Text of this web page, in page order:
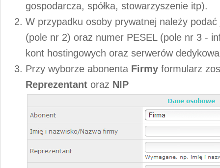
gospodarcza, spółka, stowarzyszenie itp).
W przypadku osoby prywatnej należy
(pole nr 2) oraz numer PESEL (pole nr 3 -
kont hostingowych oraz serwerów
Przy wyborze abonenta Firmy formularz
Reprezentant oraz NIP